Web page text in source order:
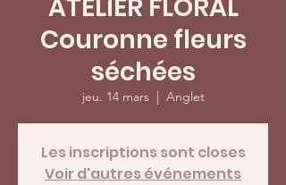
ATELIER FLORAL
Couronne fleurs
séchées
jeu. 14 mars
  |
Anglet
Les inscriptions sont closes
Voir d'autres événements